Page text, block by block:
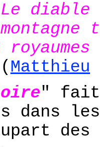
Le diable
( Matthieu
" fait
dans